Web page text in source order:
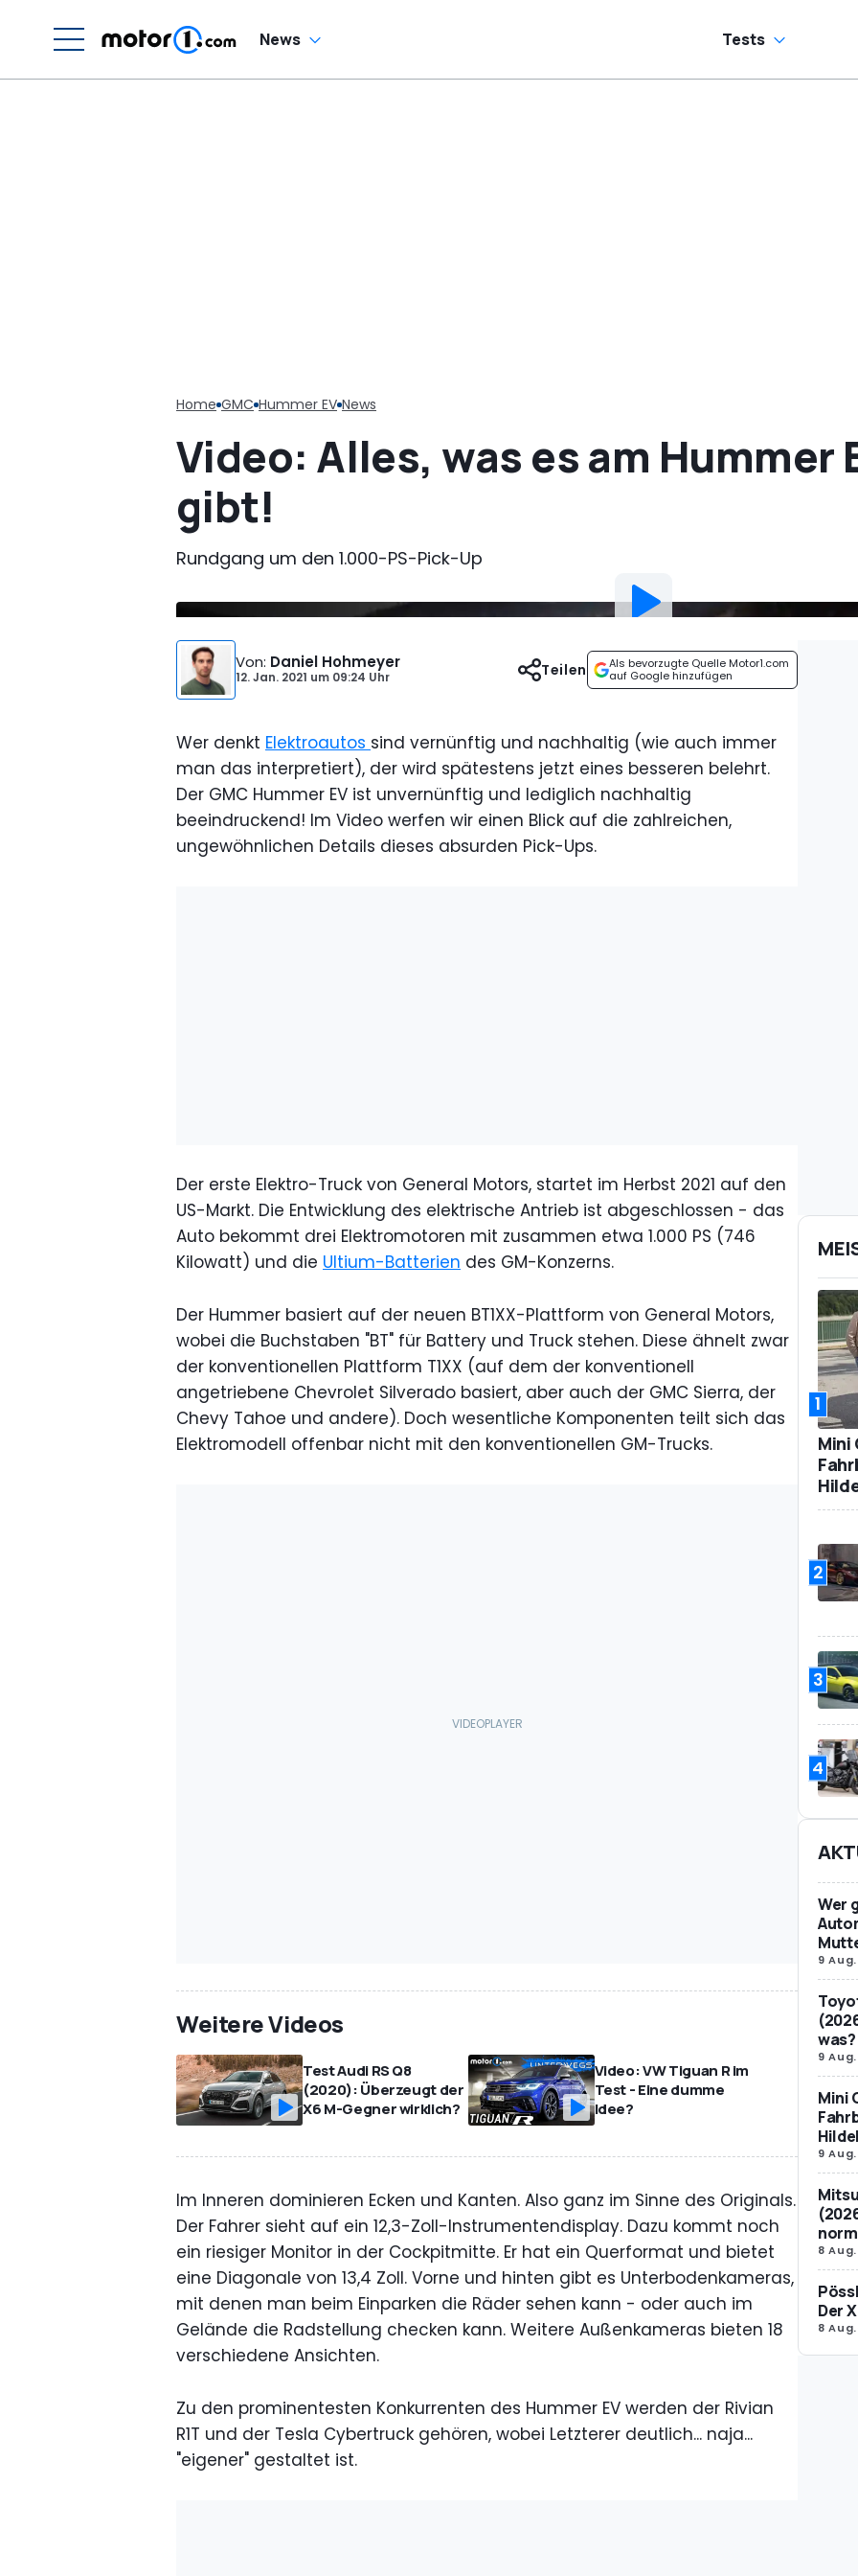
News Tests
Home GMC Hummer EV News
Video: Alles, was es am Hummer
gibt!
Rundgang um den 1.000-PS-Pick-Up
Von: Daniel Hohmeyer
12. Jan. 2021 um 09:24 Uhr
Als bevorzugte Quelle Motor1.com
auf Google hinzufügen
Teilen
Wer denkt Elektroautos sind vernünftig und nachhaltig (wie auch immer
man das interpretiert), der wird spätestens jetzt eines besseren belehrt.
Der GMC Hummer EV ist unvernünftig und lediglich nachhaltig
beeindruckend! Im Video werfen wir einen Blick auf die zahlreichen,
ungewöhnlichen Details dieses absurden Pick-Ups.
Der erste Elektro-Truck von General Motors, startet im Herbst 2021 auf den
US-Markt. Die Entwicklung des elektrische Antrieb ist abgeschlossen - das
Auto bekommt drei Elektromotoren mit zusammen etwa 1.000 PS (746
Kilowatt) und die Ultium-Batterien des GM-Konzerns.
Der Hummer basiert auf der neuen BT1XX-Plattform von General Motors,
wobei die Buchstaben "BT" für Battery und Truck stehen. Diese ähnelt zwar
der konventionellen Plattform T1XX (auf dem der konventionell
angetriebene Chevrolet Silverado basiert, aber auch der GMC Sierra, der
Chevy Tahoe und andere). Doch wesentliche Komponenten teilt sich das
Elektromodell offenbar nicht mit den konventionellen GM-Trucks.
Weitere Videos
Test Audi RS Q8
(2020): Überzeugt der
X6 M-Gegner wirklich?
Video: VW Tiguan R im
Test - Eine dumme
Idee?
Im Inneren dominieren Ecken und Kanten. Also ganz im Sinne des Originals.
Der Fahrer sieht auf ein 12,3-Zoll-Instrumentendisplay. Dazu kommt noch
ein riesiger Monitor in der Cockpitmitte. Er hat ein Querformat und bietet
eine Diagonale von 13,4 Zoll. Vorne und hinten gibt es Unterbodenkameras,
mit denen man beim Einparken die Räder sehen kann - oder auch im
Gelände die Radstellung checken kann. Weitere Außenkameras bieten 18
verschiedene Ansichten.
Zu den prominentesten Konkurrenten des Hummer EV werden der Rivian
R1T und der Tesla Cybertruck gehören, wobei Letzterer deutlich... naja...
"eigener" gestaltet ist.
1
Mini
2
3
4
Wer
9 Aug.
was?
9 Aug.
Mini
9 Aug.
8 Aug.
Der
8 Aug.